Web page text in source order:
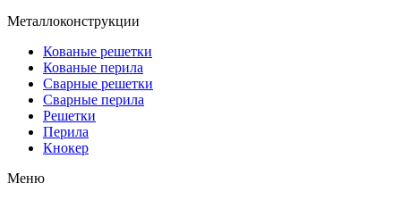
Металлоконструкции
Кованые решетки
Кованые перила
Сварные решетки
Сварные перила
Решетки
Перила
Кнокер
Меню